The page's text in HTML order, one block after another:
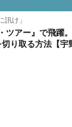
け」
ツアー』で飛躍
り取る方法【宇